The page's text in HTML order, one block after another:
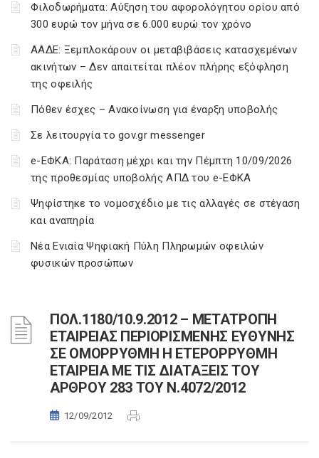
Φιλοδωρήματα: Αύξηση του αφορολόγητου ορίου από
300 ευρώ τον μήνα σε 6.000 ευρώ τον χρόνο
ΑΑΔΕ: Ξεμπλοκάρουν οι μεταβιβάσεις κατασχεμένων
ακινήτων – Δεν απαιτείται πλέον πλήρης εξόφληση
της οφειλής
Πόθεν έσχες – Ανακοίνωση για έναρξη υποβολής
Σε λειτουργία το gov.gr messenger
e-ΕΦΚΑ: Παράταση μέχρι και την Πέμπτη 10/09/2026
της προθεσμίας υποβολής ΑΠΔ του e-ΕΦΚΑ
Ψηφίστηκε το νομοσχέδιο με τις αλλαγές σε στέγαση
και αναπηρία
Νέα Ενιαία Ψηφιακή Πύλη Πληρωμών οφειλών
φυσικών προσώπων
ΠΟΛ.1180/10.9.2012 – ΜΕΤΑΤΡΟΠΗ
ΕΤΑΙΡΕΙΑΣ ΠΕΡΙΟΡΙΣΜΕΝΗΣ ΕΥΘΥΝΗΣ
ΣΕ ΟΜΟΡΡΥΘΜΗ Η ΕΤΕΡΟΡΡΥΘΜΗ
ΕΤΑΙΡΕΙΑ ΜΕ ΤΙΣ ΔΙΑΤΑΞΕΙΣ ΤΟΥ
ΑΡΘΡΟΥ 283 ΤΟΥ Ν.4072/2012
12/09/2012